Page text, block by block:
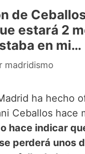
de
estará 2
en mi…
madridismo
ha hecho
Ceballos hace
hace indicar
perderá unos